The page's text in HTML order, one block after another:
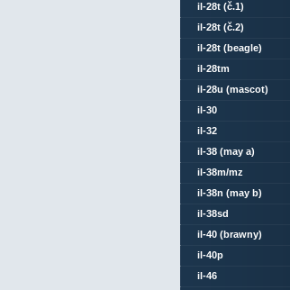
il-28t (č.1)
il-28t (č.2)
il-28t (beagle)
il-28tm
il-28u (mascot)
il-30
il-32
il-38 (may a)
il-38m/mz
il-38n (may b)
il-38sd
il-40 (brawny)
il-40p
il-46